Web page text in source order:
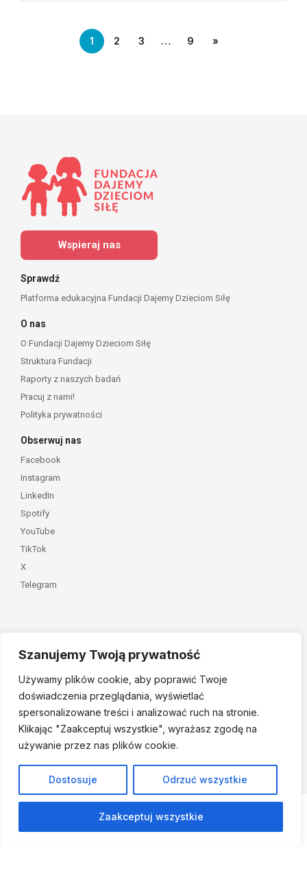
Szanujemy Twoją prywatność
Używamy plików cookie, aby poprawić Twoje
doświadczenia przeglądania, wyświetlać
spersonalizowane treści i analizować ruch na stronie.
Klikając "Zaakceptuj wszystkie", wyrażasz zgodę na
używanie przez nas plików cookie.
Dostosuje Odrzuć wszystkie
Zaakceptuj wszystkie
1 2 3 … 9 »
Wspieraj nas
Sprawdź
Platforma edukacyjna Fundacji Dajemy Dzieciom Siłę
O nas
O Fundacji Dajemy Dzieciom Siłę
Struktura Fundacji
Raporty z naszych badań
Pracuj z nami!
Polityka prywatności
Obserwuj nas
Facebook
Instagram
LinkedIn
Spotify
YouTube
TikTok
X
Telegram
Należymy do
© 2026 Fundacja Dajemy Dzieciom Siłę • Projekt:nordmind.pl